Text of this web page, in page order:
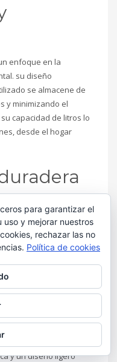
enfoque en la
su diseño
se almacene de
y minimizando el
capacidad de litros lo
desde el hogar
plazo. LA
asegura que
exigentes,
y transporte del
y un diseño ligero
para garantizar el
y mejorar nuestros
rechazar las no
Política de cookies